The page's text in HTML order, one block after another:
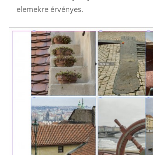
elemekre érvényes.